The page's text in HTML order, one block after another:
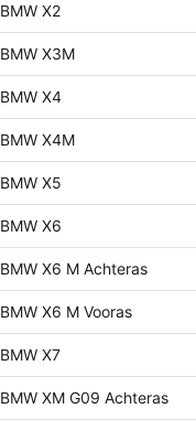
BMW X2
BMW X3M
BMW X4
BMW X4M
BMW X5
BMW X6
BMW X6 M Achteras
BMW X6 M Vooras
BMW X7
BMW XM G09 Achteras